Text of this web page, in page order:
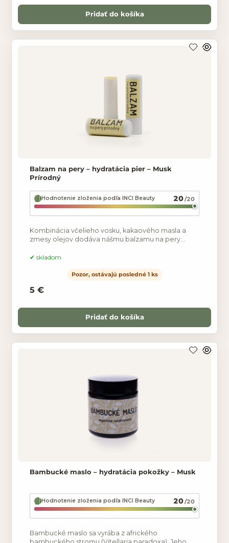
Pridať do košíka
Balzam na pery – hydratácia pier – Musk
Prírodný
Hodnotenie zloženia podľa INCI Beauty 20/20
Kombinácia včelieho vosku, kakaového masla a
zmesy olejov dodáva nášmu balzamu na pery
pokožku pred
skladom
Pozor, ostávajú posledné 1 ks
5 €
Pridať do košíka
Bambucké maslo – hydratácia pokožky – Musk
Hodnotenie zloženia podľa INCI Beauty 20/20
Bambucké maslo sa vyrába z afrického